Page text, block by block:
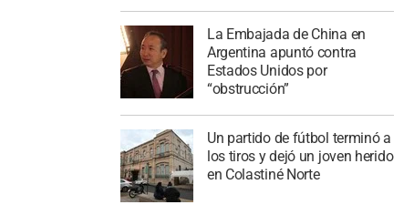
La Embajada de China en
Argentina apuntó contra
Estados Unidos por
“obstrucción”
Un partido de fútbol terminó a
los tiros y dejó un joven herido
en Colastiné Norte